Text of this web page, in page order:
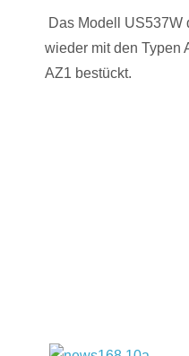
Das Modell US537W
wieder mit den Typen
AZ1 bestückt.